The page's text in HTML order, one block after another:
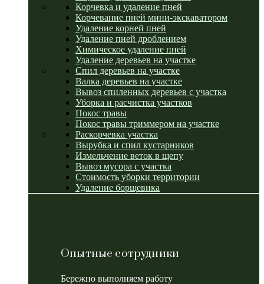
Корчевка и удаление пней
Корчевание пней мини-экскаватором
Удаление корней пней
Удаление пней дроблением
Химическое удаление пней
Удаление деревьев на участке
Спил деревьев на участке
Валка деревьев на участке
Вывоз спиленных деревьев с участка
Уборка и расчистка участков
Покос травы
Покос травы триммером на участке
Раскорчевка участка
Вырубка и спил кустарников
Измельчение веток в щепу
Вывоз мусора с участка
Стоимость уборки территории
Удаление борщевика
Опытные сотрудники
Бережно выполняем работу